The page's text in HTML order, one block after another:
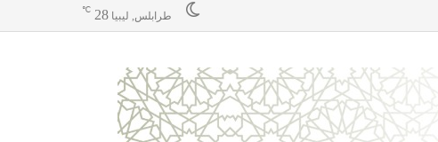
طرابلس, ليبيا 28
℃